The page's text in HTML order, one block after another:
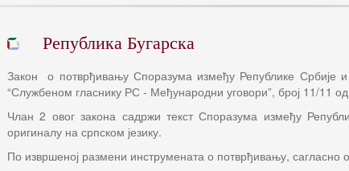
Република Бугарска
Закон о потврђивању Споразума између Републике Србије и
“Службеном гласнику РС - Међународни уговори”, број 11/11
Члан 2 овог закона садржи текст Споразума између
оригиналу на српском језику.
По извршеној размени инструмената о потврђивању, сагласно